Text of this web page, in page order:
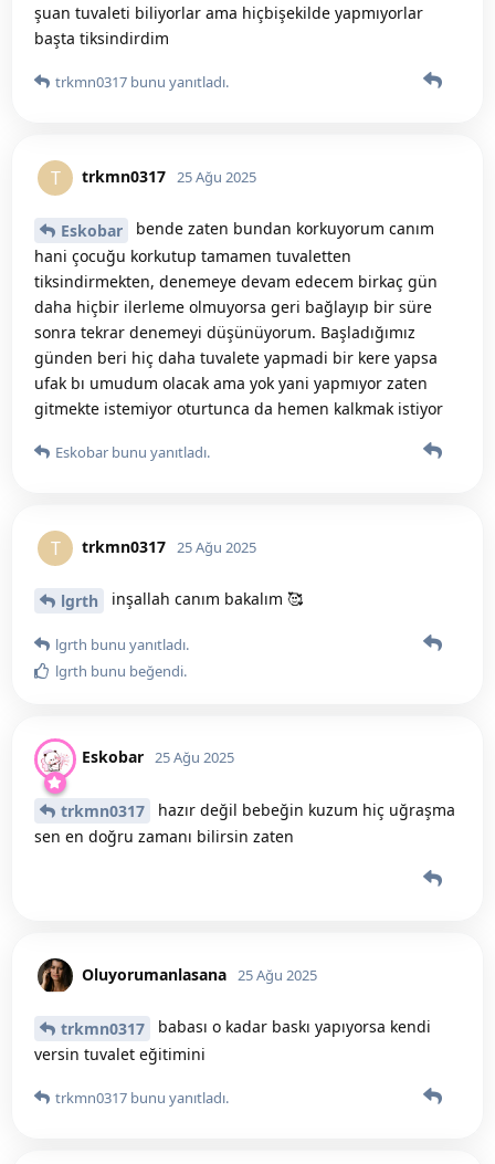
şuan tuvaleti biliyorlar ama hiçbişekilde yapmıyorlar
başta tiksindirdim
trkmn0317 bunu yanıtladı.
T trkmn0317 25 Ağu 2025
Eskobar
bende zaten bundan korkuyorum canım
hani çocuğu korkutup tamamen tuvaletten
tiksindirmekten, denemeye devam edecem birkaç gün
daha hiçbir ilerleme olmuyorsa geri bağlayıp bir süre
sonra tekrar denemeyi düşünüyorum. Başladığımız
günden beri hiç daha tuvalete yapmadi bir kere yapsa
ufak bı umudum olacak ama yok yani yapmıyor zaten
gitmekte istemiyor oturtunca da hemen kalkmak istiyor
Eskobar bunu yanıtladı.
T trkmn0317 25 Ağu 2025
lgrth inşallah canım bakalım 🥰
lgrth bunu yanıtladı.
lgrth bunu beğendi.
Eskobar 25 Ağu 2025
trkmn0317
hazır değil bebeğin kuzum hiç uğraşma
sen en doğru zamanı bilirsin zaten
Oluyorumanlasana 25 Ağu 2025
trkmn0317
babası o kadar baskı yapıyorsa kendi
versin tuvalet eğitimini
trkmn0317 bunu yanıtladı.